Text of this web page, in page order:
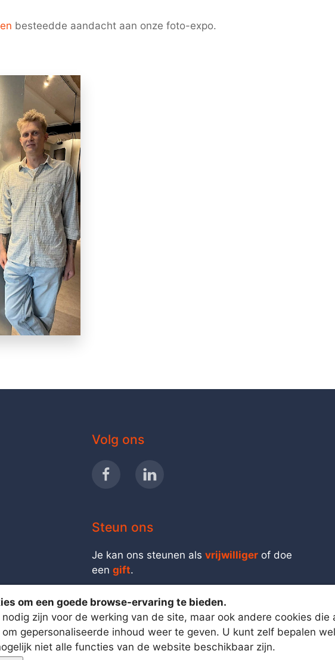
besteedde aandacht aan onze foto-expo.
Volg ons
Steun ons
Je kan ons steunen als vrijwilliger of doe
een gift.
Privacyverklaring
om een goede browse-ervaring te bieden.
zijn voor de werking van de site, maar ook andere cookies
gepersonaliseerde inhoud weer te geven. U kunt zelf bepalen
niet alle functies van de website beschikbaar zijn.